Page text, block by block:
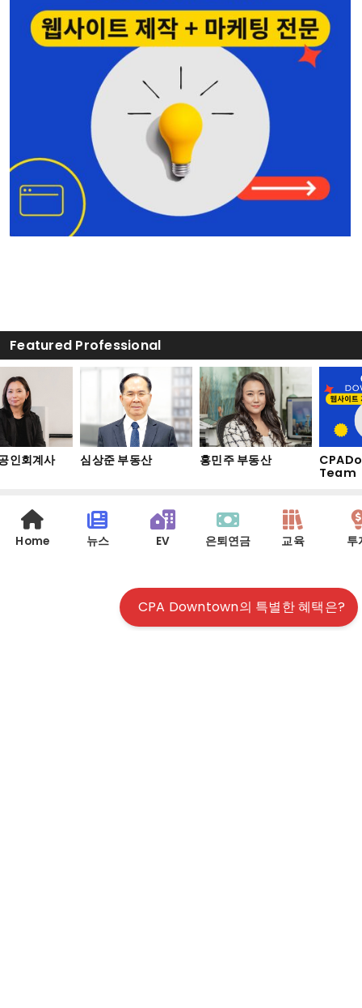
CPADowntown Team
웹사이트 제작 & 마케팅 전문
양인옥 부동산
커머셜 • 비즈니스
425-829-7642
Featured Professional
회계사 심상준 부동산 홍민주 부동산
Team
Home 뉴스 EV 은퇴연금 교육 투
CPA Downtown의 특별한 혜택은?